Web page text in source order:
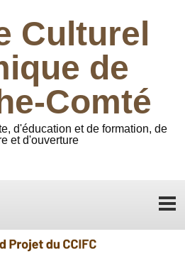
Culturel
de
Comté
d'éducation et de formation, de
et d'ouverture